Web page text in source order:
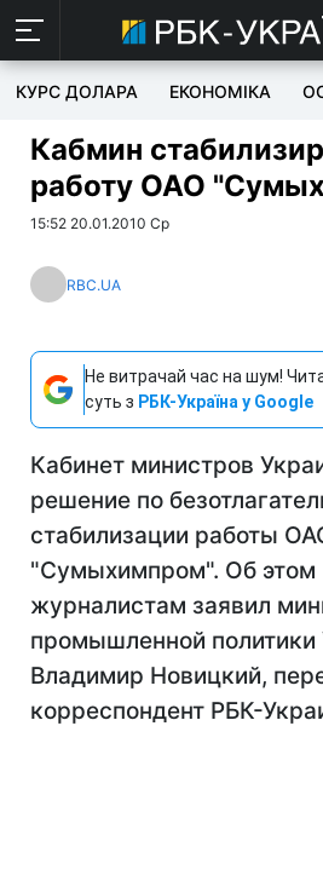
КУРС ДОЛАРА ЕКОНОМІКА
Кабмин
работу ОАО
15:52 20.01.2010 Ср
RBC.UA
Не витрачай час на шум!
суть з РБК-Україна у Google
Кабинет министров
решение по
стабилизации работы
"Сумыхимпром". Об этом
журналистам заявил
промышленной политики
Владимир Новицкий,
корреспондент РБК-